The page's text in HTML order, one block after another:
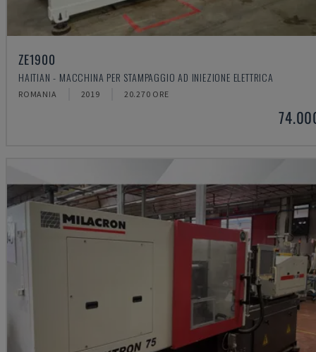
ZE1900
HAITIAN - MACCHINA PER STAMPAGGIO AD INIEZIONE ELETTRICA
ROMANIA 2019 20.270 ORE